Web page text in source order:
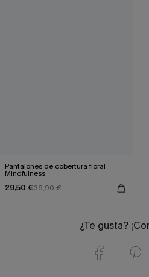
Pantalones de cobertura floral
Mindfulness
29,50 €36,90 €
¿Te gusta?